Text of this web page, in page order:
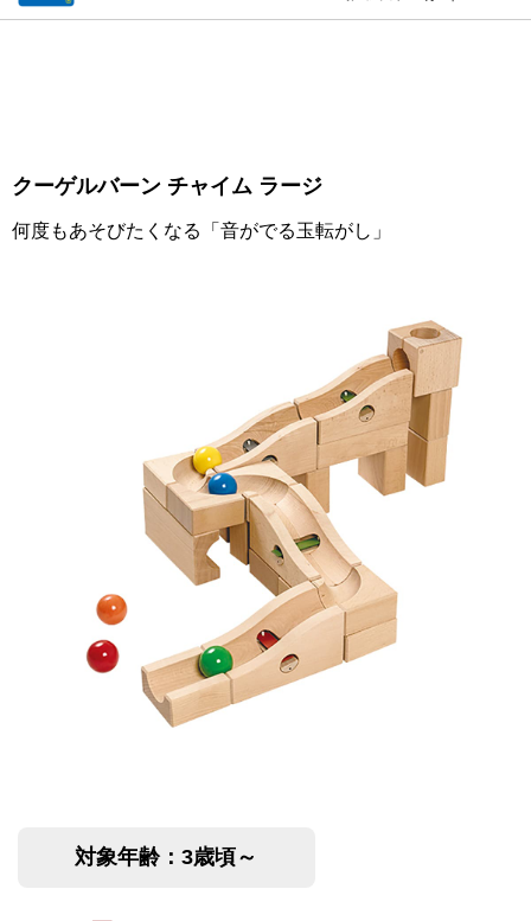
クーゲルバーン チャイム ラージ
何度もあそびたくなる「音がでる玉転がし」
対象年齢：3歳頃～